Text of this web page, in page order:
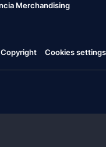
Merchandising
Cookies settings